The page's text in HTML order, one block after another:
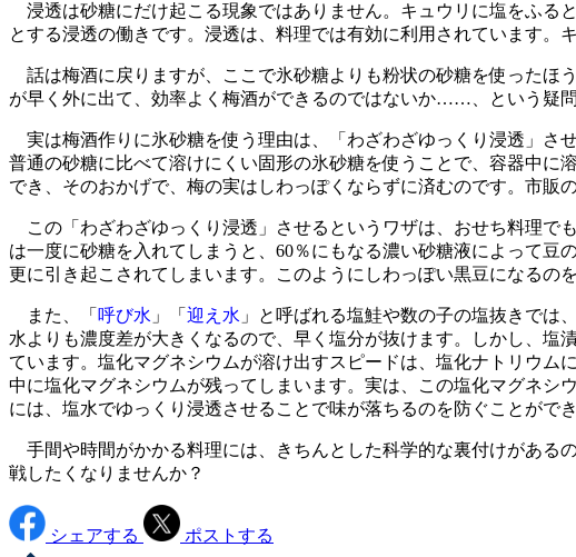
浸透は砂糖にだけ起こる現象ではありません。キュウリに塩をふる
とする浸透の働きです。浸透は、料理では有効に利用されています。
話は梅酒に戻りますが、ここで氷砂糖よりも粉状の砂糖を使った
が早く外に出て、効率よく梅酒ができるのではないか……、という疑
実は梅酒作りに氷砂糖を使う理由は、「わざわざゆっくり浸透」さ
普通の砂糖に比べて溶けにくい固形の氷砂糖を使うことで、容器中
でき、そのおかげで、梅の実はしわっぽくならずに済むのです。市販
この「わざわざゆっくり浸透」させるというワザは、おせち料理で
は一度に砂糖を入れてしまうと、60％にもなる濃い砂糖液によって
更に引き起こされてしまいます。このようにしわっぽい黒豆になるの
また、「 呼び水 」「 迎え水 」と呼ばれる塩鮭や数の子の塩抜きでは
水よりも濃度差が大きくなるので、早く塩分が抜けます。しかし、
ています。塩化マグネシウムが溶け出すスピードは、塩化ナトリウ
中に塩化マグネシウムが残ってしまいます。実は、この塩化マグネシ
には、塩水でゆっくり浸透させることで味が落ちるのを防ぐことができ
手間や時間がかかる料理には、きちんとした科学的な裏付けがある
戦したくなりませんか？
シェアする ポストする